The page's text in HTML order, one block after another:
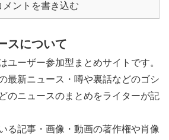
メントを書き込む
スについて
ユーザー参加型まとめサイトです。
最新ニュース・噂や裏話などのゴシ
のニュースのまとめをライターが記
る記事・画像・動画の著作権や肖像